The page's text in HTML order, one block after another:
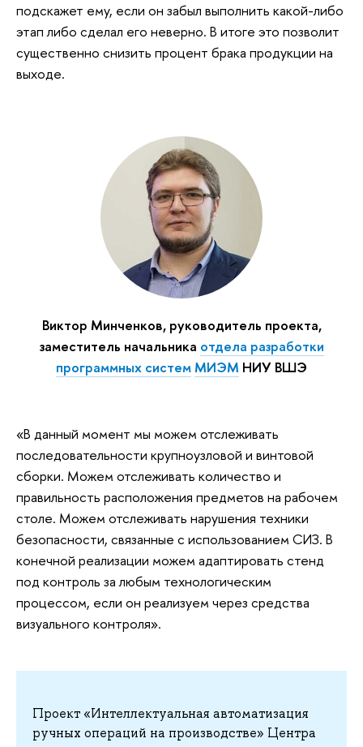
подскажет ему, если он забыл выполнить какой-либо
этап либо сделал его неверно. В итоге это позволит
существенно снизить процент брака продукции на
выходе.
Виктор Минченков, руководитель проекта,
заместитель начальника отдела разработки
программных систем МИЭМ НИУ ВШЭ
«В данный момент мы можем отслеживать
последовательности крупноузловой и винтовой
сборки. Можем отслеживать количество и
правильность расположения предметов на рабочем
столе. Можем отслеживать нарушения техники
безопасности, связанные с использованием СИЗ. В
конечной реализации можем адаптировать стенд
под контроль за любым технологическим
процессом, если он реализуем через средства
визуального контроля».
Проект «Интеллектуальная автоматизация
ручных операций на производстве» Центра